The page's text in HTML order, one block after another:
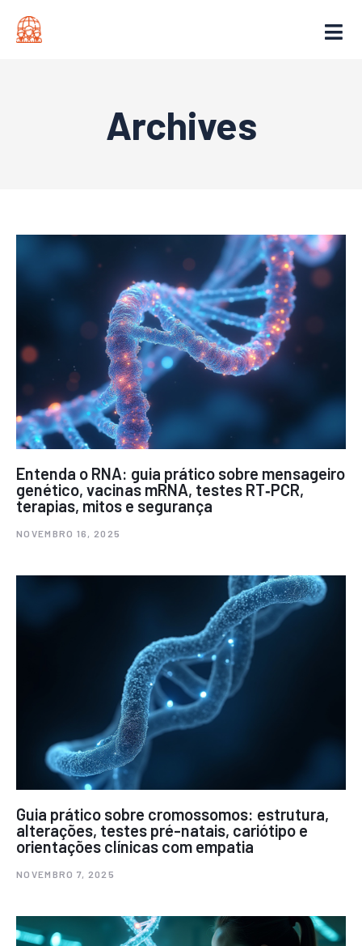
Archives
Entenda o RNA: guia prático sobre mensageiro
genético, vacinas mRNA, testes RT‑PCR,
terapias, mitos e segurança
NOVEMBRO 16, 2025
Guia prático sobre cromossomos: estrutura,
alterações, testes pré-natais, cariótipo e
orientações clínicas com empatia
NOVEMBRO 7, 2025